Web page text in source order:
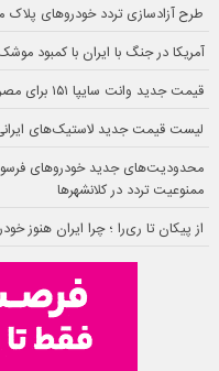
طرح آزادسازی تردد خودروهای پلاک
آمریکا در جنگ با ایران با کمبود
قیمت جدید وانت سایپا ۱۵۱ برای مصرف‌کننده در مرداد ۱۴۰۵ اعلام شد
لیست قیمت جدید لاستیک‌های ایرانی در
ممنوعیت تردد در کلانشهرها
از پیکان تا ری‌را ؛ چرا ایران هنوز